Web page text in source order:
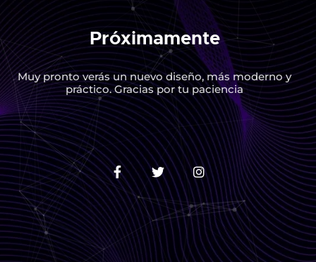
Próximamente
Muy pronto verás un nuevo diseño, más moderno y
práctico. Gracias por tu paciencia